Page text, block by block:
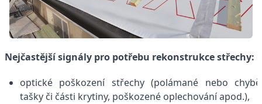
Nejčastější signály pro potřebu rekonstrukce střechy:
optické poškození střechy (polámané nebo
tašky či části krytiny, poškozené oplechování apod.),